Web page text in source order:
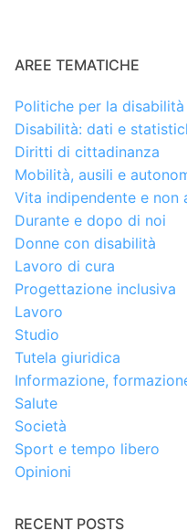
AREE TEMATICHE
Politiche per la disabilità
Disabilità: dati e
Diritti di cittadinanza
Mobilità, ausili e
Vita indipendente e non
Durante e dopo di noi
Donne con disabilità
Lavoro di cura
Progettazione inclusiva
Lavoro
Studio
Tutela giuridica
Informazione,
Salute
Società
Sport e tempo libero
Opinioni
RECENT POSTS